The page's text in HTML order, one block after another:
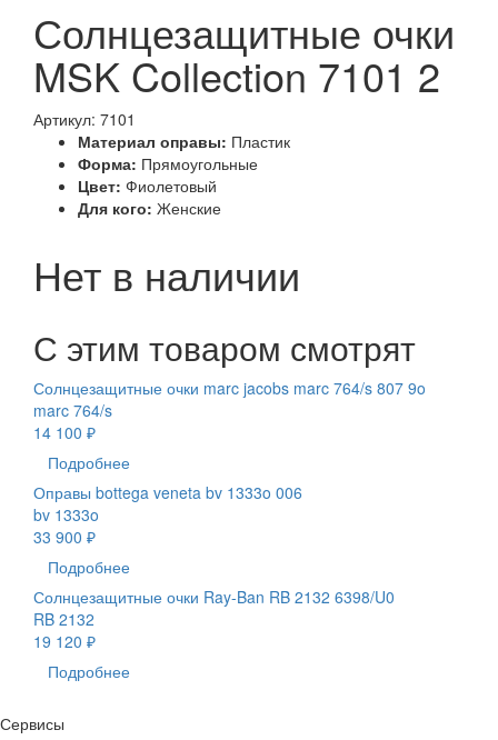
Солнцезащитные очки
MSK Collection 7101 2
Артикул: 7101
Материал оправы: Пластик
Форма: Прямоугольные
Цвет: Фиолетовый
Для кого: Женские
Нет в наличии
С этим товаром смотрят
Солнцезащитные очки marc jacobs marc 764/s 807 9o
marc 764/s
14 100 ₽
Подробнее
Оправы bottega veneta bv 1333o 006
bv 1333o
33 900 ₽
Подробнее
Солнцезащитные очки Ray-Ban RB 2132 6398/U0
RB 2132
19 120 ₽
Подробнее
Сервисы